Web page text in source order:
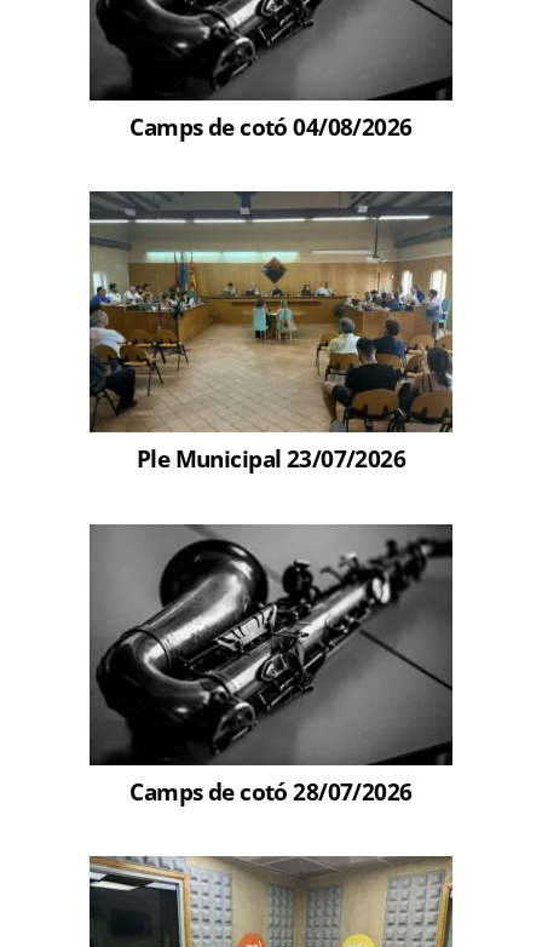
Camps de cotó 04/08/2026
Ple Municipal 23/07/2026
Camps de cotó 28/07/2026